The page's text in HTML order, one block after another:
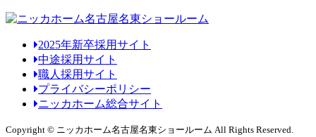
2025年新卒採用サイト
中途採用サイト
職人採用サイト
プライバシーポリシー
ニッカホーム総合サイト
Copyright © ニッカホーム名古屋名東ショールーム All Rights Reserved.